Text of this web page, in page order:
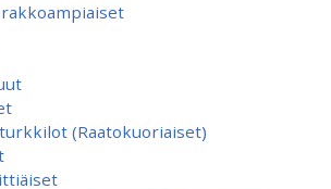
(Raatokuoriaiset)